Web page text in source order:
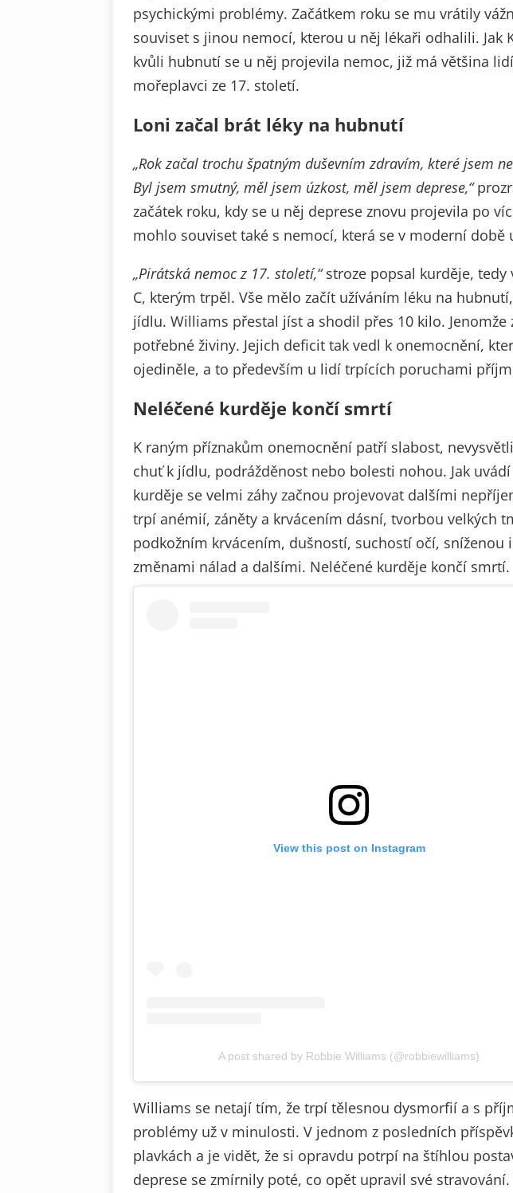
psychickými problémy. Začátkem roku se mu vrátily
souviset s jinou nemocí, kterou u něj lékaři odhalili. Jak
kvůli hubnutí se u něj projevila nemoc, již má většina
mořeplavci ze 17. století.
Loni začal brát léky na hubnutí
„Rok začal trochu špatným duševním zdravím, které jsem
Byl jsem smutný, měl jsem úzkost, měl jsem deprese,“
začátek roku, kdy se u něj deprese znovu projevila po
mohlo souviset také s nemocí, která se v moderní době
„Pirátská nemoc z 17. století,“stroze popsal kurděje, tedy
C, kterým trpěl. Vše mělo začít užíváním léku na
jídlu. Williams přestal jíst a shodil přes 10 kilo. Jenomže
potřebné živiny. Jejich deficit tak vedl k onemocnění,
ojediněle, a to především u lidí trpících poruchami
Neléčené kurděje končí smrtí
K raným příznakům onemocnění patří slabost,
chuť k jídlu, podrážděnost nebo bolesti nohou. Jak
kurděje se velmi záhy začnou projevovat dalšími
trpí anémií, záněty a krvácením dásní, tvorbou velkých
podkožním krvácením, dušností, suchostí očí,
změnami nálad a dalšími. Neléčené kurděje končí smrtí.
View this post on Instagram
A post shared by Robbie Williams (@robbiewilliams)
Williams se netají tím, že trpí tělesnou dysmorfií a s
problémy už v minulosti. V jednom z posledních
plavkách a je vidět, že si opravdu potrpí na štíhlou
deprese se zmírnily poté, co opět upravil své